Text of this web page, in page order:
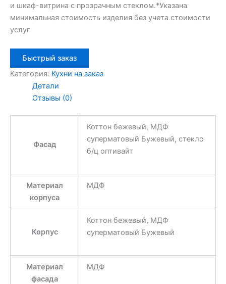
и шкаф-витрина с прозрачным стеклом.*Указана
минимальная стоимость изделия без учета стоимости
услуг
Быстрый заказ
Категория: Кухни на заказ
Детали
Отзывы (0)
Фасад
Коттон бежевый, МДФ
суперматовый Бужевый, стекло
б/ц оптивайт
Материал
корпуса
МДФ
Корпус
Коттон бежевый, МДФ
суперматовый Бужевый
Материал
фасада
МДФ